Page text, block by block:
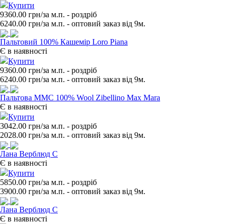
Купити
9360.00 грн/за м.п. - роздрiб
6240.00 грн/за м.п. - оптовий заказ вiд 9м.
Пальтовий 100% Кашемір Loro Piana
Є в наявності
Купити
9360.00 грн/за м.п. - роздрiб
6240.00 грн/за м.п. - оптовий заказ вiд 9м.
Пальтова ММС 100% Wool Zibellino Max Mara
Є в наявності
Купити
3042.00 грн/за м.п. - роздрiб
2028.00 грн/за м.п. - оптовий заказ вiд 9м.
Лана Верблюд С
Є в наявності
Купити
5850.00 грн/за м.п. - роздрiб
3900.00 грн/за м.п. - оптовий заказ вiд 9м.
Лана Верблюд С
Є в наявності